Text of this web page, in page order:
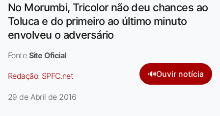
No Morumbi, Tricolor não deu chances ao
Toluca e do primeiro ao último minuto
envolveu o adversário
Fonte Site Oficial
Redação: SPFC.net 🔊Ouvir notícia
29 de Abril de 2016